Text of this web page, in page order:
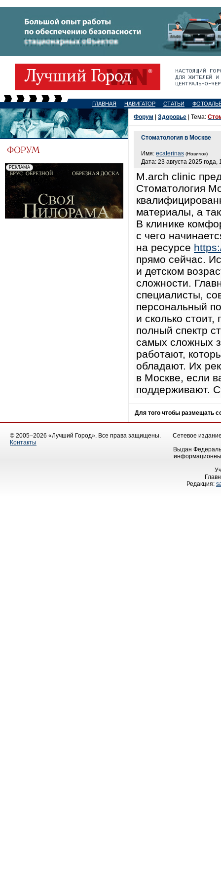
ГЛАВНАЯ НАВИГАТОР СТАТЬИ
Форум Здоровье | Тема:
Стоматология в Москве
Имя: ecaterinas (Новичок)
Дата: 23 августа 2025 года,
M.arch clinic
Cтоматология
материалы, а
В клинике
с чего
на ресурсе
прямо сейчас.
и детском
сложности.
специалисты,
персональный
и сколько
полный спектр
самых сложных
работают,
обладают. Их
в Москве, если
поддерживают.
Для того чтобы размещать
© 2005–2026 «Лучший Город». Все права защищены.
Контакты
Сетевое
Выдан
Редакция: